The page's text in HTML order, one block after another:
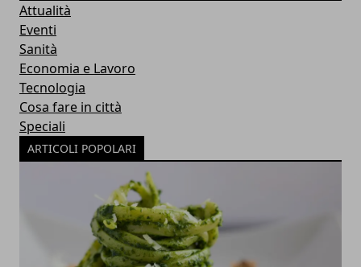
Attualità
Eventi
Sanità
Economia e Lavoro
Tecnologia
Cosa fare in città
Speciali
ARTICOLI POPOLARI